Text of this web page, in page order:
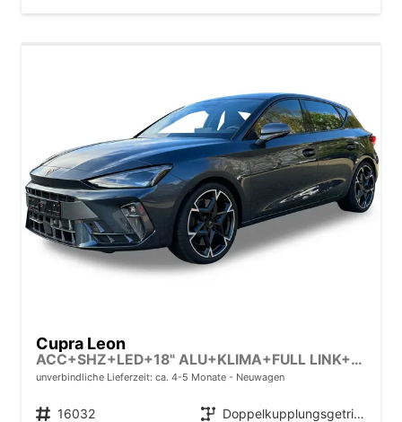
Cupra Leon
ACC+SHZ+LED+18" ALU+KLIMA+FULL LINK+PDC
unverbindliche Lieferzeit: ca. 4-5 Monate Neuwagen
Fahrzeugnr. 16032 Getriebe
Doppelkupplungsgetriebe (DSG)